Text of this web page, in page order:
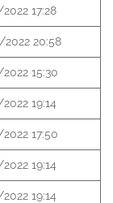
17:28
2022 20:58
15:30
19:14
17:50
19:14
19:14